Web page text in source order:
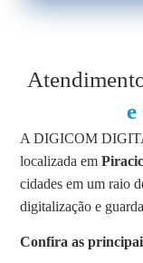
e
A DIGICOM
localizada em
cidades em um raio
digitalização e
Confira as